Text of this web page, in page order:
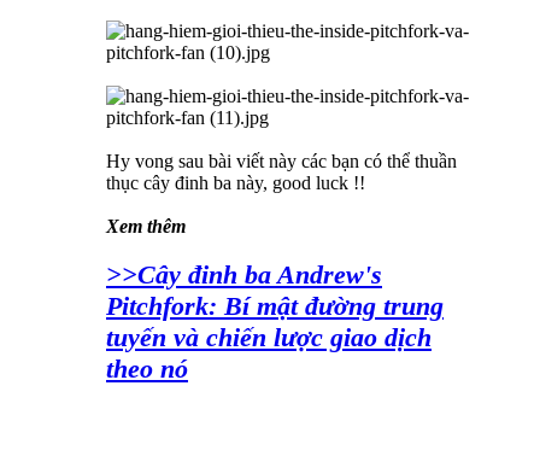
Hy vong sau bài viết này các bạn có thể thuần
thục cây đinh ba này, good luck !!
Xem thêm
>>Cây đinh ba Andrew's
Pitchfork: Bí mật đường trung
tuyến và chiến lược giao dịch
theo nó